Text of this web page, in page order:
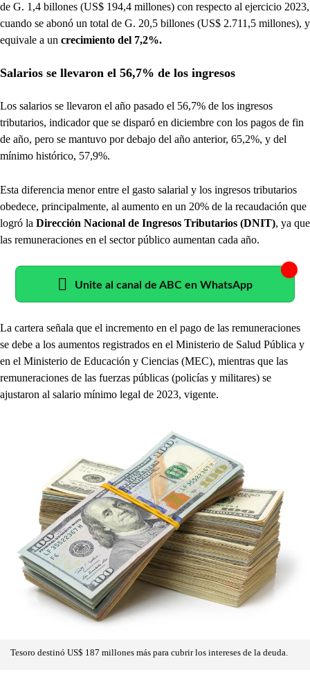
de G. 1,4 billones (US$ 194,4 millones) con respecto al ejercicio 2023,
cuando se abonó un total de G. 20,5 billones (US$ 2.711,5 millones), y
equivale a un crecimiento del 7,2%.
Salarios se llevaron el 56,7% de los ingresos
Los salarios se llevaron el año pasado el 56,7% de los ingresos
tributarios, indicador que se disparó en diciembre con los pagos de fin
de año, pero se mantuvo por debajo del año anterior, 65,2%, y del
mínimo histórico, 57,9%.
Esta diferencia menor entre el gasto salarial y los ingresos tributarios
obedece, principalmente, al aumento en un 20% de la recaudación que
logró la Dirección Nacional de Ingresos Tributarios (DNIT), ya que
las remuneraciones en el sector público aumentan cada año.
Unite al canal de ABC en WhatsApp
La cartera señala que el incremento en el pago de las remuneraciones
se debe a los aumentos registrados en el Ministerio de Salud Pública y
en el Ministerio de Educación y Ciencias (MEC), mientras que las
remuneraciones de las fuerzas públicas (policías y militares) se
ajustaron al salario mínimo legal de 2023, vigente.
Tesoro destinó US$ 187 millones más para cubrir los intereses de la deuda.